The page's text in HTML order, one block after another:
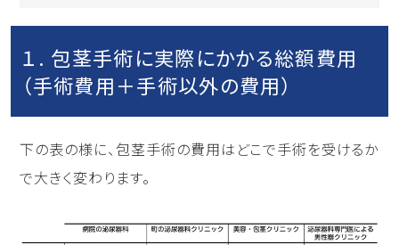
１. 包茎手術に実際にかかる総額費用
（手術費用＋手術以外の費用）
下の表の様に、包茎手術の費用はどこで手術を受けるか
で大きく変わります。